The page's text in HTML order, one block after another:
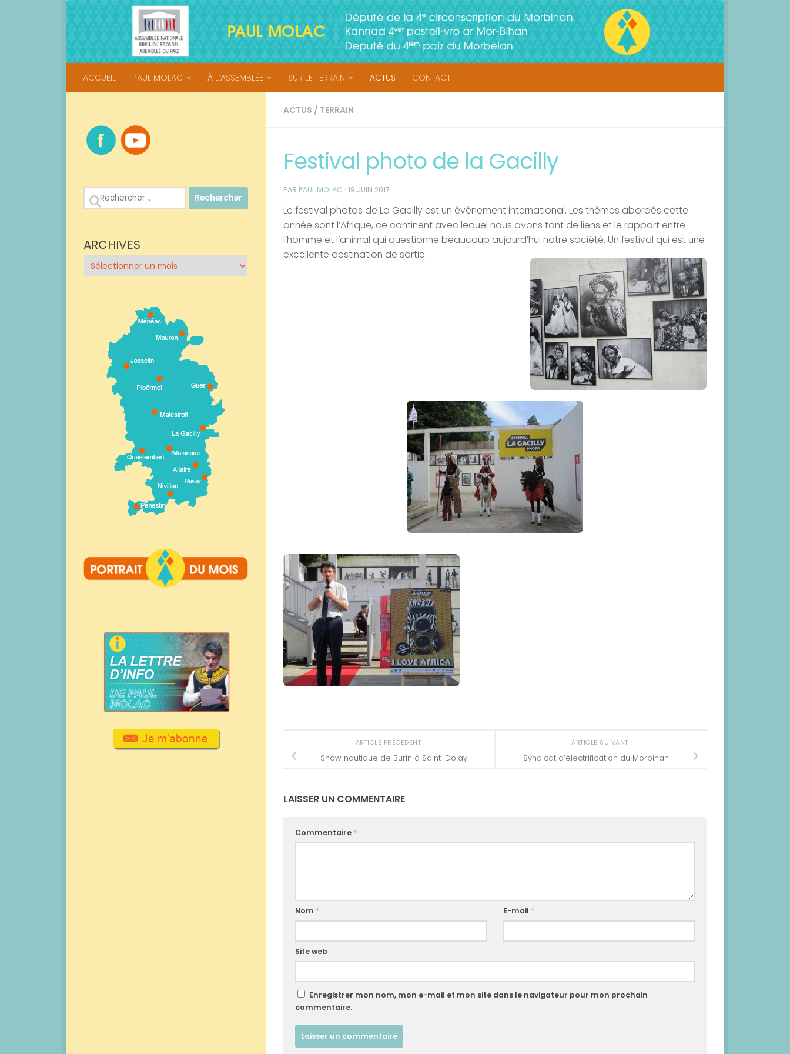
Skip to content
ACCUEIL PAUL MOLAC À L’ASSEMBLÉE SUR LE TERRAIN ACTUS CONTACT
ACTUS / TERRAIN
Festival photo de la Gacilly
PAR PAUL MOLAC · 19 JUIN 2017
Le festival photos de La Gacilly est un événement international. Les thèmes abordés cette
année sont l’Afrique, ce continent avec lequel nous avons tant de liens et le rapport entre
l’homme et l’animal qui questionne beaucoup aujourd’hui notre société. Un festival qui est une
excellente destination de sortie.
ARTICLE SUIVANT
Syndicat d’électrification du Morbihan
ARTICLE PRÉCÉDENT
Show nautique de Burin à Saint-Dolay
LAISSER UN COMMENTAIRE
Commentaire *
Nom * E-mail *
Site web
Enregistrer mon nom, mon e-mail et mon site dans le navigateur pour mon prochain
commentaire.
Rechercher :
ARCHIVES
Archives